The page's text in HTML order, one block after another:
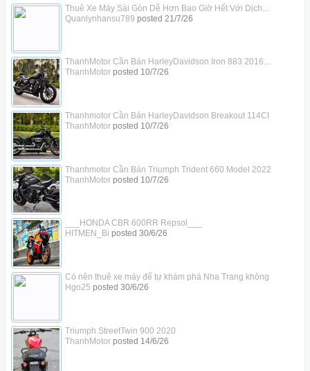
Thuê Xe Máy Sài Gòn Dễ Hơn Bao Giờ Hết Với Dịch...
Quanlynhansu789 posted 21/7/26
ThanhMotor Cần Bán HarleyDavidson Iron 883 2016...
ThanhMotorposted 10/7/26
Thanhmotor Cần Bán HarleyDavidson Breakout 114CI
ThanhMotorposted 10/7/26
Thanhmotor Cần Bán Triumph Trident 660 Model 2022
ThanhMotorposted 10/7/26
___HONDA CBR 600RR Repsol___
HITMEN_Bi posted 30/6/26
Có nên thuê xe máy để tự khám phá Nha Trang không
Hgo25 posted 30/6/26
Triumph StreetTwin 900 2020
ThanhMotorposted 14/6/26